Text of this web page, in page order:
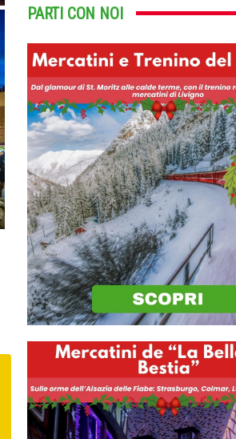
PARTI CON NOI